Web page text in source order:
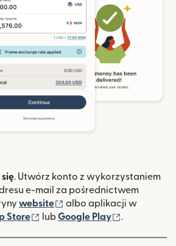
. Utwórz konto z wykorzystaniem
e-mail za pośrednictwem
website (otwiera się w nowym
albo aplikacji w
Store (otwiera się w nowym oknie)
lubGoogle Play .